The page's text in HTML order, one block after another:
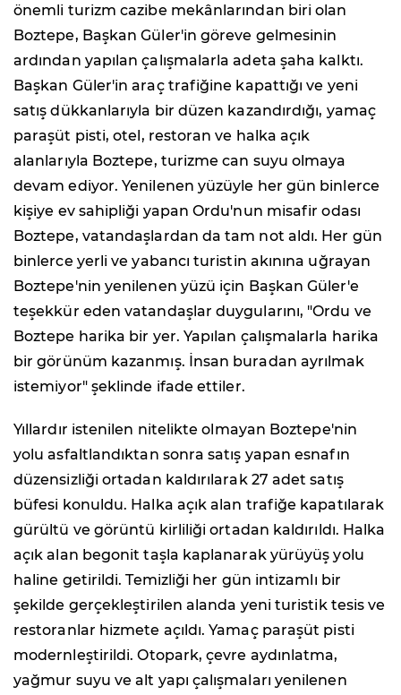
önemli turizm cazibe mekânlarından biri olan
Boztepe, Başkan Güler'in göreve gelmesinin
ardından yapılan çalışmalarla adeta şaha kalktı.
Başkan Güler'in araç trafiğine kapattığı ve yeni
satış dükkanlarıyla bir düzen kazandırdığı, yamaç
paraşüt pisti, otel, restoran ve halka açık
alanlarıyla Boztepe, turizme can suyu olmaya
devam ediyor. Yenilenen yüzüyle her gün binlerce
kişiye ev sahipliği yapan Ordu'nun misafir odası
Boztepe, vatandaşlardan da tam not aldı. Her gün
binlerce yerli ve yabancı turistin akınına uğrayan
Boztepe'nin yenilenen yüzü için Başkan Güler'e
teşekkür eden vatandaşlar duygularını, "Ordu ve
Boztepe harika bir yer. Yapılan çalışmalarla harika
bir görünüm kazanmış. İnsan buradan ayrılmak
istemiyor" şeklinde ifade ettiler.
Yıllardır istenilen nitelikte olmayan Boztepe'nin
yolu asfaltlandıktan sonra satış yapan esnafın
düzensizliği ortadan kaldırılarak 27 adet satış
büfesi konuldu. Halka açık alan trafiğe kapatılarak
gürültü ve görüntü kirliliği ortadan kaldırıldı. Halka
açık alan begonit taşla kaplanarak yürüyüş yolu
haline getirildi. Temizliği her gün intizamlı bir
şekilde gerçekleştirilen alanda yeni turistik tesis ve
restoranlar hizmete açıldı. Yamaç paraşüt pisti
modernleştirildi. Otopark, çevre aydınlatma,
yağmur suyu ve alt yapı çalışmaları yenilenen